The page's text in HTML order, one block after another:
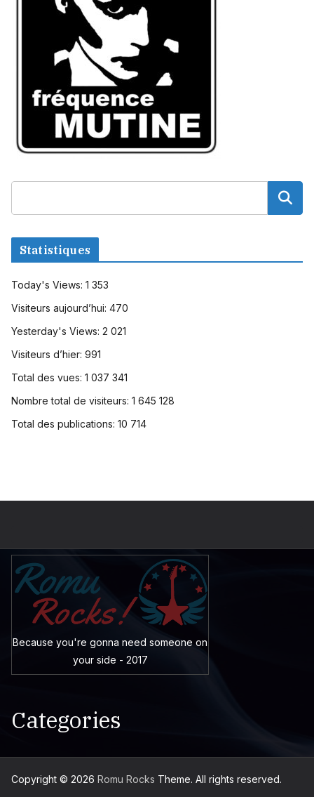
Statistiques
Today's Views: 1 353
Visiteurs aujourd’hui: 470
Yesterday's Views: 2 021
Visiteurs d’hier: 991
Total des vues: 1 037 341
Nombre total de visiteurs: 1 645 128
Total des publications: 10 714
Because you're gonna need someone on
your side - 2017
Categories
Copyright © 2026 Romu Rocks Theme. All rights reserved.